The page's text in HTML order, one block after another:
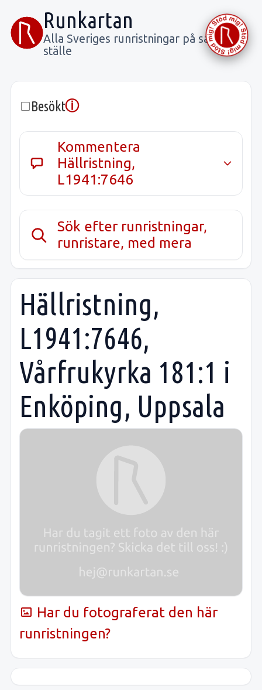
Runkartan
Alla Sveriges runristningar på samma
ställe
Besöktⓘ
Kommentera
Hällristning,
L1941:7646
Sök efter runristningar,
runristare, med mera
Hällristning,
L1941:7646,
Vårfrukyrka 181:1 i
Enköping, Uppsala
Har du fotograferat den här
runristningen?